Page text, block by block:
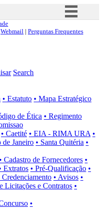
Simplifique!
Acesso à informação
Canais
Webmail | Perguntas Frequentes
Search
• Estatuto • Mapa Estratégico
de Ética • Regimento
• Caetité • EIA - RIMA URA •
de Janeiro • Santa Quitéria •
• Cadastro de Fornecedores •
Extratos • Pré-Qualificação •
Credenciamento • Avisos •
Licitações e Contratos •
•